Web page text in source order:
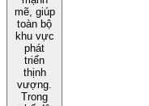
mẽ, giúp
toàn bộ
khu vực
phát
triển
thịnh
vượng.
Trong